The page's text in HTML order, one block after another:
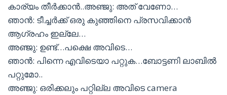
കാര്യം തീർക്കാൻ..അഞ്ജു: അത് വേണോ…
ഞാൻ: ടീച്ചർക്ക് ഒരു കുഞ്ഞിനെ പ്രസവിക്കാൻ
ആഗ്രഹം ഇല്ലേ…
അഞ്ജു: ഉണ്ട്…പക്ഷെ അവിടെ…
ഞാൻ: പിന്നെ എവിടെയാ പറ്റുക…ബോട്ടണി ലാബിൽ
പറ്റുമോ..
അഞ്ജു: ഒരിക്കലും പറ്റില്ല അവിടെ camera